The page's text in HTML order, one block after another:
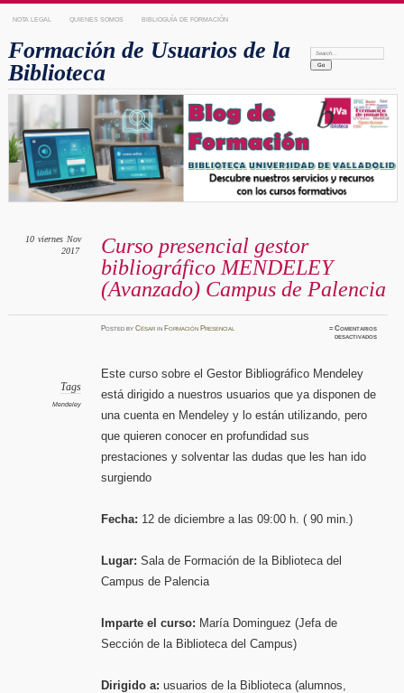
NOTA LEGAL QUIENES SOMOS BIBLIOGUÍA DE FORMACIÓN
Formación de Usuarios de la
Biblioteca
Search:
Curso presencial gestor
bibliográfico MENDELEY
(Avanzado) Campus de Palencia
10 viernes Nov
2017
PostedbyCésar inFormación Presencial ≈Comentarios
desactivadosen
Tags
Mendeley
Este curso sobre el Gestor Bibliográfico Mendeley
está dirigido a nuestros usuarios que ya disponen de
una cuenta en Mendeley y lo están utilizando, pero
que quieren conocer en profundidad sus
prestaciones y solventar las dudas que les han ido
surgiendo
Fecha: 12 de diciembre a las 09:00 h. ( 90 min.)
Lugar: Sala de Formación de la Biblioteca del
Campus de Palencia
Imparte el curso: María Dominguez (Jefa de
Sección de la Biblioteca del Campus)
Dirigido a: usuarios de la Biblioteca (alumnos,